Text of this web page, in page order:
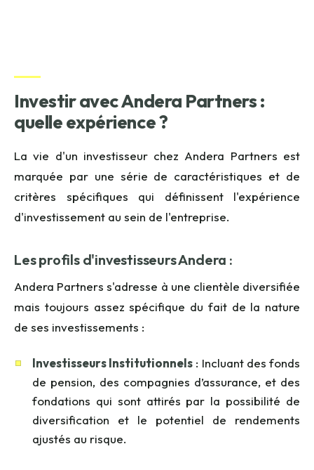
Investir avec Andera Partners :
quelle expérience ?
La vie d'un investisseur chez Andera Partners est
marquée par une série de caractéristiques et de
critères spécifiques qui définissent l'expérience
d'investissement au sein de l'entreprise.
Les profils d'investisseurs Andera :
Andera Partners s'adresse à une clientèle diversifiée
mais toujours assez spécifique du fait de la nature
de ses investissements :
Investisseurs Institutionnels : Incluant des fonds
de pension, des compagnies d’assurance, et des
fondations qui sont attirés par la possibilité de
diversification et le potentiel de rendements
ajustés au risque.